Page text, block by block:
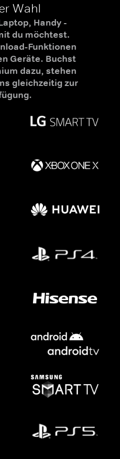
Wahl
Handy -
du möchtest.
Funktionen
Geräte. Buchst
dazu, stehen
gleichzeitig zur